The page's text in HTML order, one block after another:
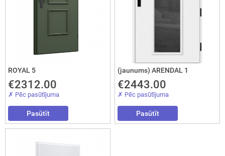
ROYAL 5
€2312.00
✗ Pēc pasūtījuma
Pasūtīt
(jaunums) ARENDAL 1
€2443.00
✗ Pēc pasūtījuma
Pasūtīt